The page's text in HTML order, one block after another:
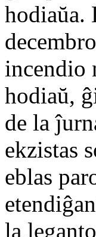
hodiaŭa.
incendio
hodiaŭ,
de la
ekzistas
eblas
la